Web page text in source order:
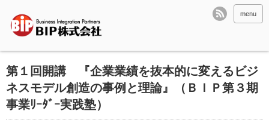
menu
第１回開講 『企業業績を抜本的に変えるビジ
ネスモデル創造の事例と理論』（ＢＩＰ第３期
事業ﾘｰﾀﾞｰ実践塾）